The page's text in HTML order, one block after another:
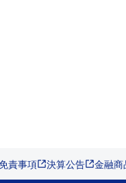
責事項 決算公告 金融